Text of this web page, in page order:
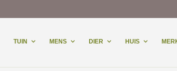
TUIN MENS DIER HUIS